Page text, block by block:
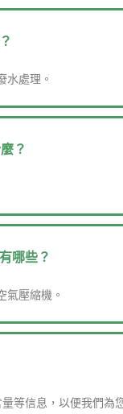
水處理。
？
哪些？
氣壓縮機。
等信息，以便我們為